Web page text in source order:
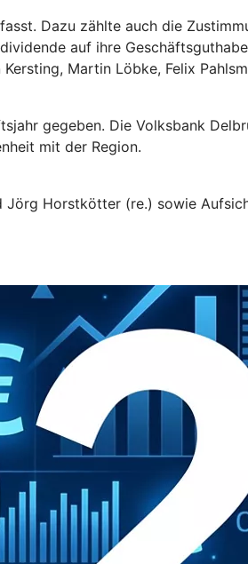
Dazu zählte auch die
auf ihre
Martin Löbke, Felix
gegeben. Die Volksbank
mit der Region.
Horstkötter (re.) sowie